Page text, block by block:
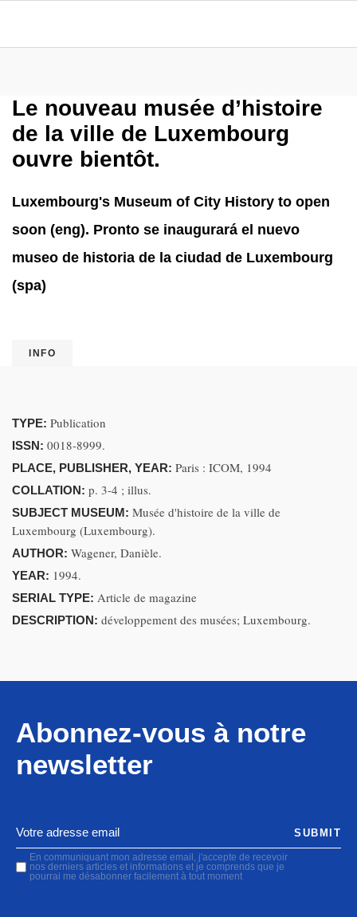
Le nouveau musée d’histoire
de la ville de Luxembourg
ouvre bientôt.
Luxembourg's Museum of City History to open
soon (eng). Pronto se inaugurará el nuevo
museo de historia de la ciudad de Luxembourg
(spa)
INFO
TYPE: Publication
ISSN: 0018-8999.
PLACE, PUBLISHER, YEAR: Paris : ICOM, 1994
COLLATION: p. 3-4 ; illus.
SUBJECT MUSEUM: Musée d'histoire de la ville de
Luxembourg (Luxembourg).
AUTHOR: Wagener, Danièle.
YEAR: 1994.
SERIAL TYPE: Article de magazine
DESCRIPTION: développement des musées; Luxembourg.
Abonnez-vous à notre
newsletter
En communiquant mon adresse email, j'accepte de recevoir
nos derniers articles et informations et je comprends que je
pourrai me désabonner facilement à tout moment
SUBMIT